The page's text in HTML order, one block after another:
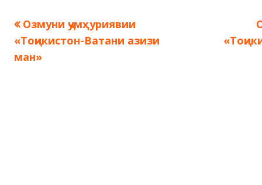
Навигация
по
Предыдущая
запись:
Озмуни ҷумҳуриявии
«Тоҷикистон-Ватани азизи
ман»